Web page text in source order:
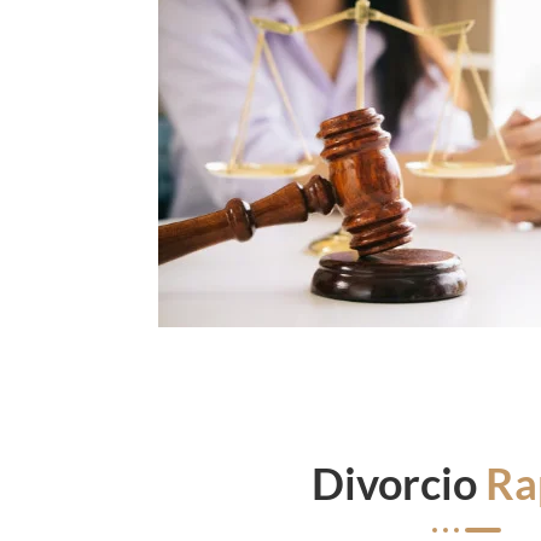
Divorcio